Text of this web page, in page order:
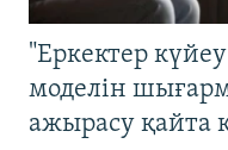
"Еркектер
моделін
ажырасу қайта